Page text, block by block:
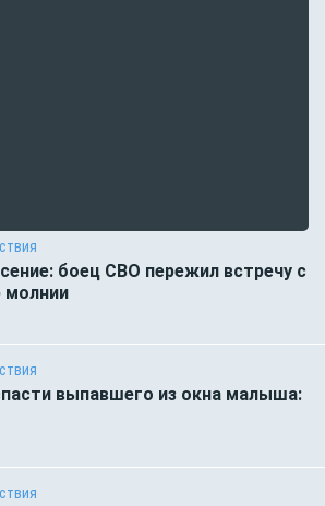
боец СВО пережил встречу с
молнии
выпавшего из окна малыша: